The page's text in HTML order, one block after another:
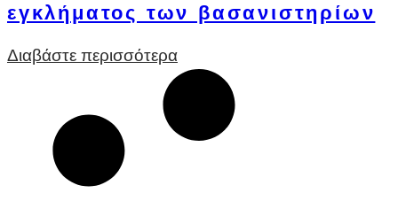
εγκλήματος των βασανιστηρίων
Διαβάστε περισσότερα